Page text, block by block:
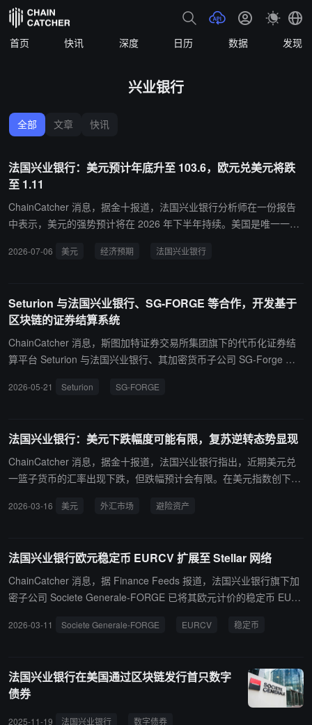
首页 快讯 深度 日历 数据 发现
兴业银行
全部 文章 快讯
法国兴业银行：美元预计年底升至 103.6，欧元兑美元将跌
至 1.11
ChainCatcher 消息，据金十报道，法国兴业银行分析师在一份报告
中表示，美元的强势预计将在 2026 年下半年持续。美国是唯一一个
底美元指数将升至 103.6，欧元兑美元将跌至 1.11。
2026-07-06 美元 经济预期 法国兴业银行
Seturion 与法国兴业银行、SG-FORGE 等合作，开发基于
区块链的证券结算系统
ChainCatcher 消息，斯图加特证券交易所集团旗下的代币化证券结
算平台 Seturion 与法国兴业银行、其加密货币子公司 SG-Forge 以
算系统。 法国兴业银行将在其 Seturion 平台上发行代币化结构化证
RCV 和 USDCV 进行交易结算。而 flatexDEGIRO 将把该平台连接到
其欧洲零售渠道，用于代币化证券交易。
2026-05-21 Seturion SG-FORGE
法国兴业银行：美元下跌幅度可能有限，复苏逆转态势显现
ChainCatcher 消息，据金十报道，法国兴业银行指出，近期美元兑
一篮子货币的汇率出现下跌，但跌幅预计会有限。在美元指数创下逾
出现美元复苏的逆转态势，然而欧元或英镑兑美元的反弹可能不会持
2026-03-16 美元 外汇市场 避险资产
法国兴业银行欧元稳定币 EURCV 扩展至 Stellar 网络
ChainCatcher 消息，据 Finance Feeds 报道，法国兴业银行旗下加
密子公司 Societe Generale-FORGE 已将其欧元计价的稳定币 EUR
布的多链扩展计划。EURCV 于 2023 年 4 月首次在以太坊上线，后
币化债券交换和结算试点。
2026-03-11 Societe Generale-FORGE EURCV 稳定币
法国兴业银行在美国通过区块链发行首只数字
债券
2025-11-19 法国兴业银行 数字债券